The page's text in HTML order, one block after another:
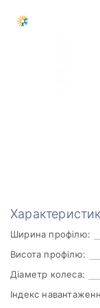
Ширина профілю:
Висота профілю:
Діаметр колеса:
Індекс